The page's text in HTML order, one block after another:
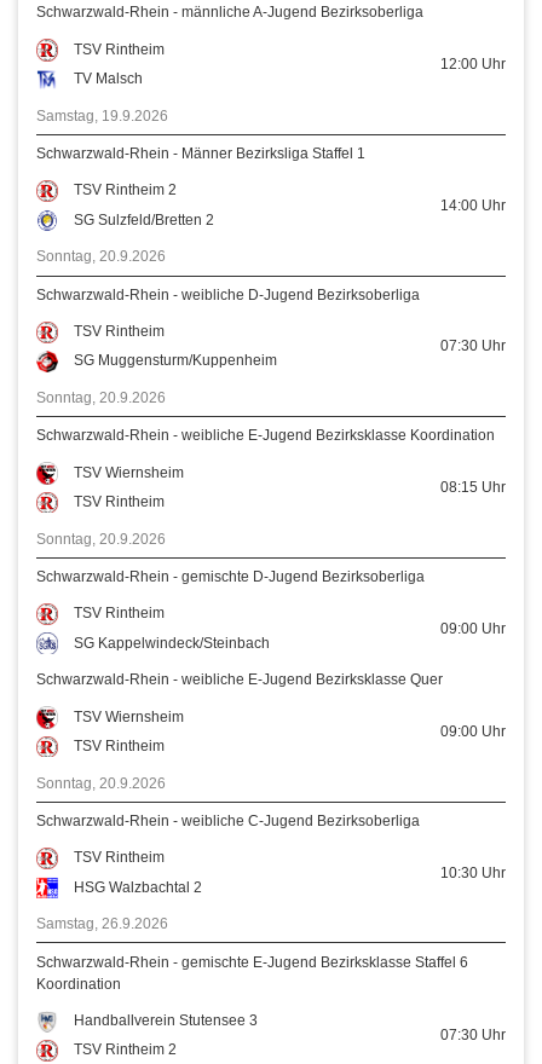
Schwarzwald-Rhein - männliche A-Jugend Bezirksoberliga
TSV Rintheim
TV Malsch
12:00 Uhr
Samstag, 19.9.2026
Schwarzwald-Rhein - Männer Bezirksliga Staffel 1
TSV Rintheim 2
SG Sulzfeld/Bretten 2
14:00 Uhr
Sonntag, 20.9.2026
Schwarzwald-Rhein - weibliche D-Jugend Bezirksoberliga
TSV Rintheim
SG Muggensturm/Kuppenheim
07:30 Uhr
Sonntag, 20.9.2026
Schwarzwald-Rhein - weibliche E-Jugend Bezirksklasse Koordination
TSV Wiernsheim
TSV Rintheim
08:15 Uhr
Sonntag, 20.9.2026
Schwarzwald-Rhein - gemischte D-Jugend Bezirksoberliga
TSV Rintheim
SG Kappelwindeck/Steinbach
09:00 Uhr
Schwarzwald-Rhein - weibliche E-Jugend Bezirksklasse Quer
TSV Wiernsheim
TSV Rintheim
09:00 Uhr
Sonntag, 20.9.2026
Schwarzwald-Rhein - weibliche C-Jugend Bezirksoberliga
TSV Rintheim
HSG Walzbachtal 2
10:30 Uhr
Samstag, 26.9.2026
Schwarzwald-Rhein - gemischte E-Jugend Bezirksklasse Staffel 6
Koordination
Handballverein Stutensee 3
TSV Rintheim 2
07:30 Uhr